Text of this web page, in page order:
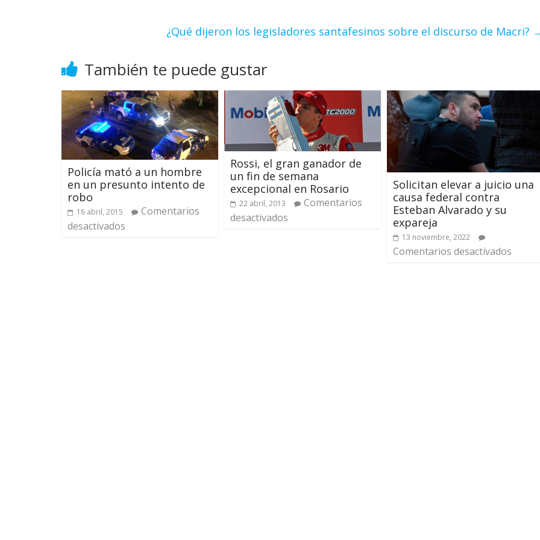
¿Qué dijeron los legisladores santafesinos sobre el discurso de Macri?
También te puede gustar
Policía mató a un hombre
en un presunto intento de
robo
16 abril, 2015
Comentarios
desactivados
Rossi, el gran ganador de
un fin de semana
excepcional en Rosario
22 abril, 2013
Comentarios
desactivados
Solicitan elevar a juicio una
causa federal contra
Esteban Alvarado y su
expareja
13 noviembre, 2022
Comentarios desactivados